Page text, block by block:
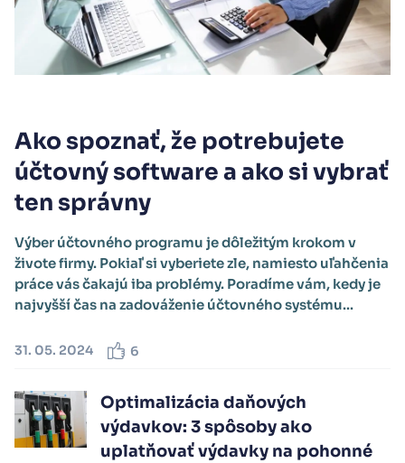
Ako spoznať, že potrebujete
účtovný software a ako si vybrať
ten správny
Výber účtovného programu je dôležitým krokom v
živote firmy. Pokiaľ si vyberiete zle, namiesto uľahčenia
práce vás čakajú iba problémy. Poradíme vám, kedy je
najvyšší čas na zadováženie účtovného systému...
31. 05. 2024 6
Optimalizácia daňových
výdavkov: 3 spôsoby ako
uplatňovať výdavky na pohonné